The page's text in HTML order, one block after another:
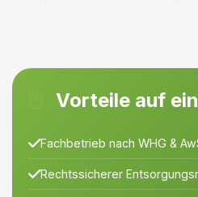
Vorteile auf
Fachbetrieb nach WHG &
Rechtssicherer